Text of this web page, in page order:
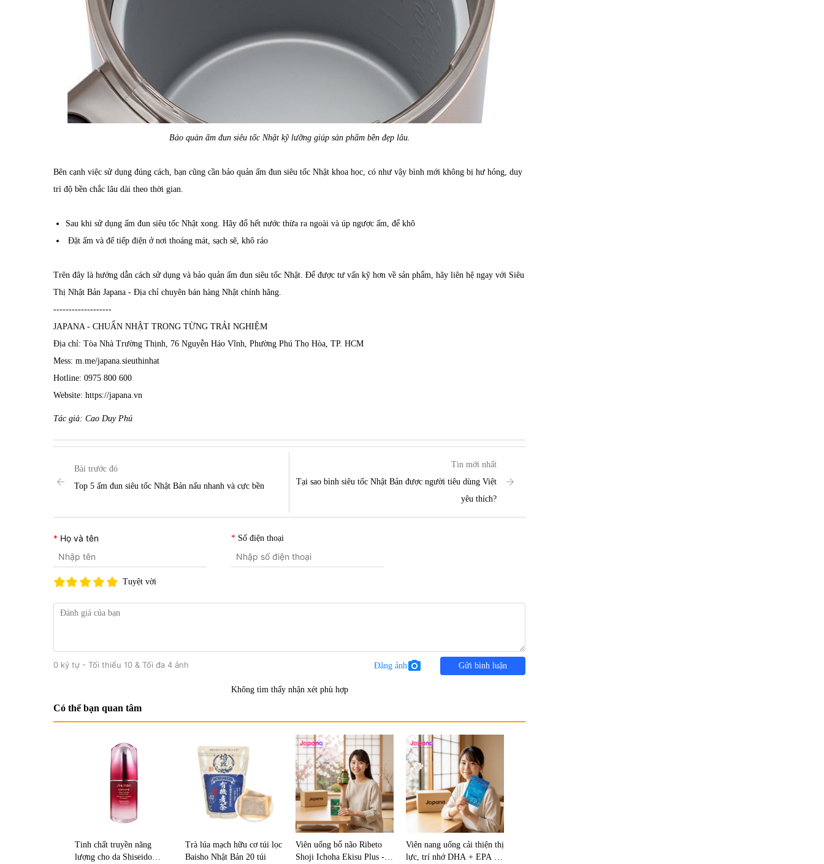
Bảo quản ấm đun siêu tốc Nhật kỹ lưỡng giúp sản phẩm bền đẹp lâu.
Bên cạnh việc sử dụng đúng cách, bạn cũng cần bảo quản ấm đun siêu tốc Nhật khoa học, có như vậy bình mới không bị hư hỏng, duy
trì độ bền chắc lâu dài theo thời gian.
Sau khi sử dụng ấm đun siêu tốc Nhật xong. Hãy đổ hết nước thừa ra ngoài và úp ngược ấm, để khô
Đặt ấm và đế tiếp điện ở nơi thoáng mát, sạch sẽ, khô ráo
Trên đây là hướng dẫn cách sử dụng và bảo quản ấm đun siêu tốc Nhật. Để được tư vấn kỹ hơn về sản phẩm, hãy liên hệ ngay với Siêu
Thị Nhật Bản Japana - Địa chỉ chuyên bán hàng Nhật chính hãng.
-------------------
JAPANA - CHUẨN NHẬT TRONG TỪNG TRẢI NGHIỆM
Địa chỉ: Tòa Nhà Trường Thịnh, 76 Nguyễn Háo Vĩnh, Phường Phú Thọ Hòa, TP. HCM
Mess: m.me/japana.sieuthinhat
Hotline: 0975 800 600
Website: https://japana.vn
Tác giả: Cao Duy Phú
Bài trước đó
Top 5 ấm đun siêu tốc Nhật Bản nấu nhanh và cực bền
Tin mới nhất
Tại sao bình siêu tốc Nhật Bản được người tiêu dùng Việt
yêu thích?
Họ và tên Số điện thoại
Tuyệt vời
0 ký tự - Tối thiểu 10 & Tối đa 4 ảnh Đăng ảnh photo_camera Gửi bình luận
Không tìm thấy nhận xét phù hợp
Có thể bạn quan tâm
Tinh chất truyền năng
lượng cho da Shiseido
Trà lúa mạch hữu cơ túi lọc
Baisho Nhật Bản 20 túi
Viên uống bổ não Ribeto
Shoji Ichoha Ekisu Plus -
Viên nang uống cải thiện thị
lực, trí nhớ DHA + EPA +